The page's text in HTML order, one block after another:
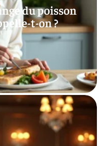
du poisson
t-on ?